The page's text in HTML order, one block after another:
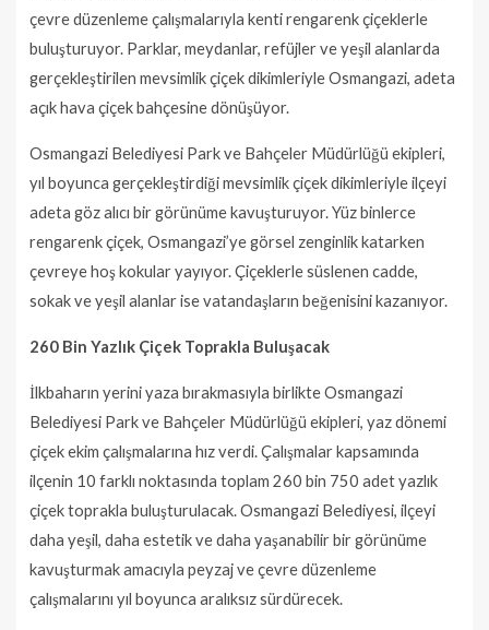
çevre düzenleme çalışmalarıyla kenti rengarenk çiçeklerle
buluşturuyor. Parklar, meydanlar, refüjler ve yeşil alanlarda
gerçekleştirilen mevsimlik çiçek dikimleriyle Osmangazi, adeta
açık hava çiçek bahçesine dönüşüyor.
Osmangazi Belediyesi Park ve Bahçeler Müdürlüğü ekipleri,
yıl boyunca gerçekleştirdiği mevsimlik çiçek dikimleriyle ilçeyi
adeta göz alıcı bir görünüme kavuşturuyor. Yüz binlerce
rengarenk çiçek, Osmangazi’ye görsel zenginlik katarken
çevreye hoş kokular yayıyor. Çiçeklerle süslenen cadde,
sokak ve yeşil alanlar ise vatandaşların beğenisini kazanıyor.
260 Bin Yazlık Çiçek Toprakla Buluşacak
İlkbaharın yerini yaza bırakmasıyla birlikte Osmangazi
Belediyesi Park ve Bahçeler Müdürlüğü ekipleri, yaz dönemi
çiçek ekim çalışmalarına hız verdi. Çalışmalar kapsamında
ilçenin 10 farklı noktasında toplam 260 bin 750 adet yazlık
çiçek toprakla buluşturulacak. Osmangazi Belediyesi, ilçeyi
daha yeşil, daha estetik ve daha yaşanabilir bir görünüme
kavuşturmak amacıyla peyzaj ve çevre düzenleme
çalışmalarını yıl boyunca aralıksız sürdürecek.